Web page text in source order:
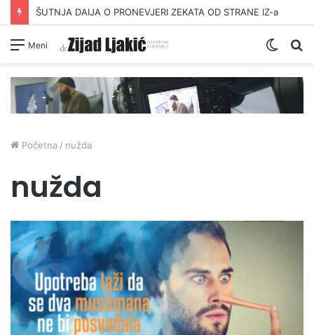
ŠUTNJA DAIJA O PRONEVJERI ZEKATA OD STRANE IZ-a
Meni
Switch
Početna / nužda
nužda